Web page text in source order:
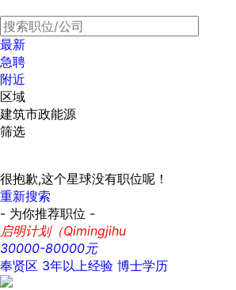
最新
急聘
附近
区域
建筑市政能源
筛选
很抱歉,这个星球没有职位呢！
重新搜索
- 为你推荐职位 -
启明计划（Qimingjihu
30000-80000元
奉贤区 3年以上经验 博士学历